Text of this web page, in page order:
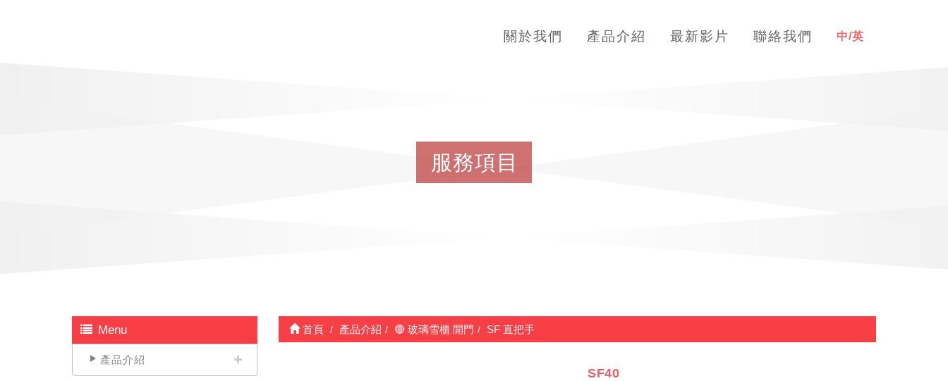
關於我們 產品介紹 最新影片 聯絡我們 中/英
服務項目
Menu
產品介紹
首頁 產品介紹 🔴 玻璃雪櫃 開門 SF 直把手
SF40